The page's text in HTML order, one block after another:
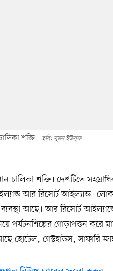
শক্তি ছবি: সুমন ইউসুফ
চালিকা শক্তি। দেশটিতে
আর রিসোর্ট আইল্যান্ড।
আছে। আর রিসোর্ট
পর্যটনশিল্পের গোড়াপত্তন করে
হোটেল, গেস্টহাউস, সাফারি